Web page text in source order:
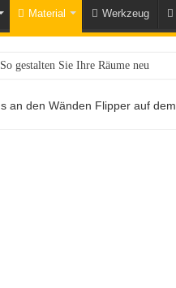
Material Werkzeug
gestalten Sie Ihre Räume neu
an den Wänden Flipper auf dem